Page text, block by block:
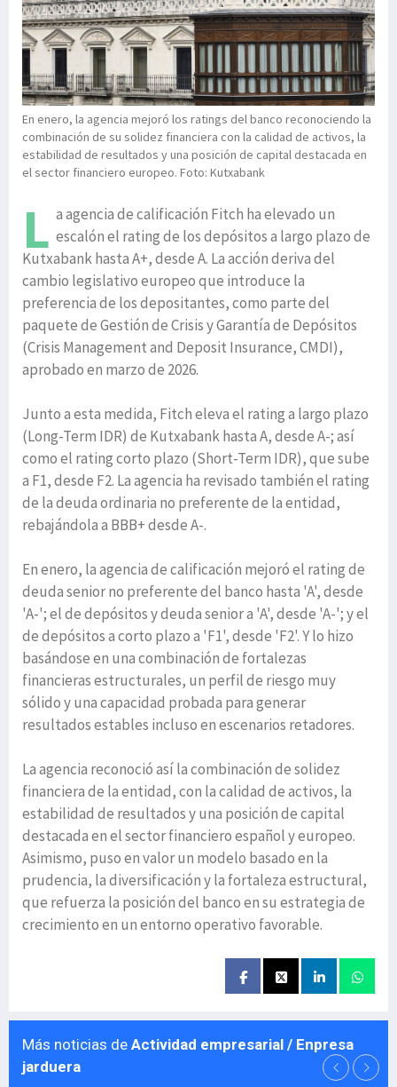
En enero, la agencia mejoró los ratings del banco reconociendo la
combinación de su solidez financiera con la calidad de activos, la
estabilidad de resultados y una posición de capital destacada en
el sector financiero europeo. Foto: Kutxabank
L a agencia de calificación Fitch ha elevado un
escalón el rating de los depósitos a largo plazo de
Kutxabank hasta A+, desde A. La acción deriva del
cambio legislativo europeo que introduce la
preferencia de los depositantes, como parte del
paquete de Gestión de Crisis y Garantía de Depósitos
(Crisis Management and Deposit Insurance, CMDI),
aprobado en marzo de 2026.
Junto a esta medida, Fitch eleva el rating a largo plazo
(Long-Term IDR) de Kutxabank hasta A, desde A-; así
como el rating corto plazo (Short-Term IDR), que sube
a F1, desde F2. La agencia ha revisado también el rating
de la deuda ordinaria no preferente de la entidad,
rebajándola a BBB+ desde A-.
En enero, la agencia de calificación mejoró el rating de
deuda senior no preferente del banco hasta 'A', desde
'A-'; el de depósitos y deuda senior a 'A', desde 'A-'; y el
de depósitos a corto plazo a 'F1', desde 'F2'. Y lo hizo
basándose en una combinación de fortalezas
financieras estructurales, un perfil de riesgo muy
sólido y una capacidad probada para generar
resultados estables incluso en escenarios retadores.
La agencia reconoció así la combinación de solidez
financiera de la entidad, con la calidad de activos, la
estabilidad de resultados y una posición de capital
destacada en el sector financiero español y europeo.
Asimismo, puso en valor un modelo basado en la
prudencia, la diversificación y la fortaleza estructural,
que refuerza la posición del banco en su estrategia de
crecimiento en un entorno operativo favorable.
Más noticias de Actividad empresarial / Enpresa
jarduera